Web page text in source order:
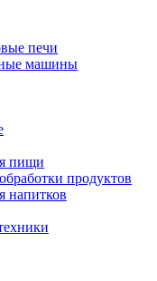
печи
машины
пищи
продуктов
напитков